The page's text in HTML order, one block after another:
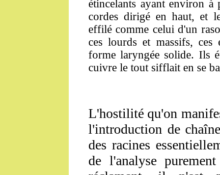
étincelants ayant environ
cordes dirigé en haut, et
effilé comme celui d'un
ces lourds et massifs,
forme laryngée solide. Ils
cuivre le tout sifflait en se
L'hostilité qu'on
l'introduction de
des racines
de l'analyse